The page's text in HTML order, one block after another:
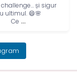
culoare și
– un aranjament